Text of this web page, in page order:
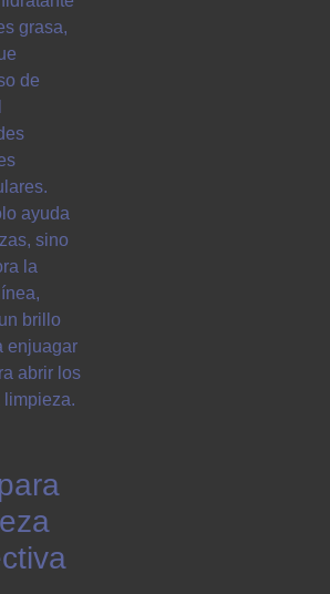
grasa,
de
ayuda
sino
la
brillo
enjuagar
abrir los
limpieza.